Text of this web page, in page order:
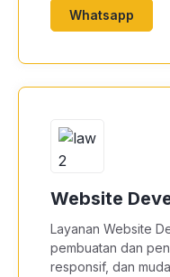
Whatsapp
Website
Layanan Website
pembuatan dan
responsif, dan